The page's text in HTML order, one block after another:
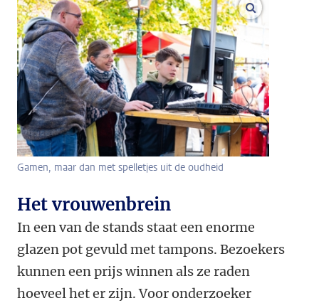
Gamen, maar dan met spelletjes uit de oudheid
vergroot
Het vrouwenbrein
In een van de stands staat een enorme
glazen pot gevuld met tampons. Bezoekers
kunnen een prijs winnen als ze raden
hoeveel het er zijn. Voor onderzoeker